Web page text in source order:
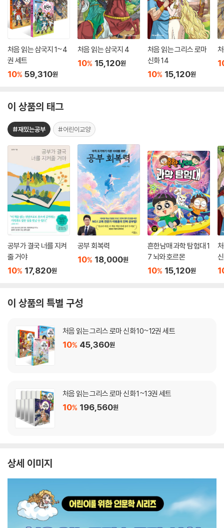
처음 읽는 삼국지 1~4
권 세트
10% 59,310원
처음 읽는 삼국지 4
10% 15,120원
처음 읽는 그리스 로마
신화 14
10% 15,120원
이 상품의 태그
#재밌는공부 #어린이교양
공부가 결국 너를 지켜
줄 거야
10% 17,820원
공부 회복력
10% 18,000원
흔한남매 과학 탐험대 1
7 뇌와 호르몬
10% 15,120원
이 상품의 특별 구성
처음 읽는 그리스 로마 신화 10~12권 세트
10% 45,360원
처음 읽는 그리스 로마 신화 1~13권 세트
10% 196,560원
상세 이미지